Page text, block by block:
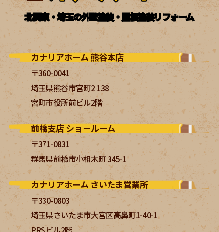
北関東・埼玉の外壁塗装・屋根塗装リフォーム
カナリアホーム 熊谷本店
〒360-0041
埼玉県熊谷市宮町2 138
宮町市役所前ビル2階
前橋支店 ショールーム
〒371-0831
群馬県前橋市小相木町 345-1
カナリアホーム さいたま営業所
〒330-0803
埼玉県さいたま市大宮区高鼻町1-40-1
PRSビル2階